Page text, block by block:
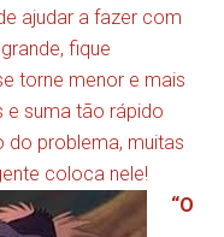
ajudar a fazer com
fique
torne menor e mais
e suma tão rápido
do problema, muitas
coloca nele!
“O